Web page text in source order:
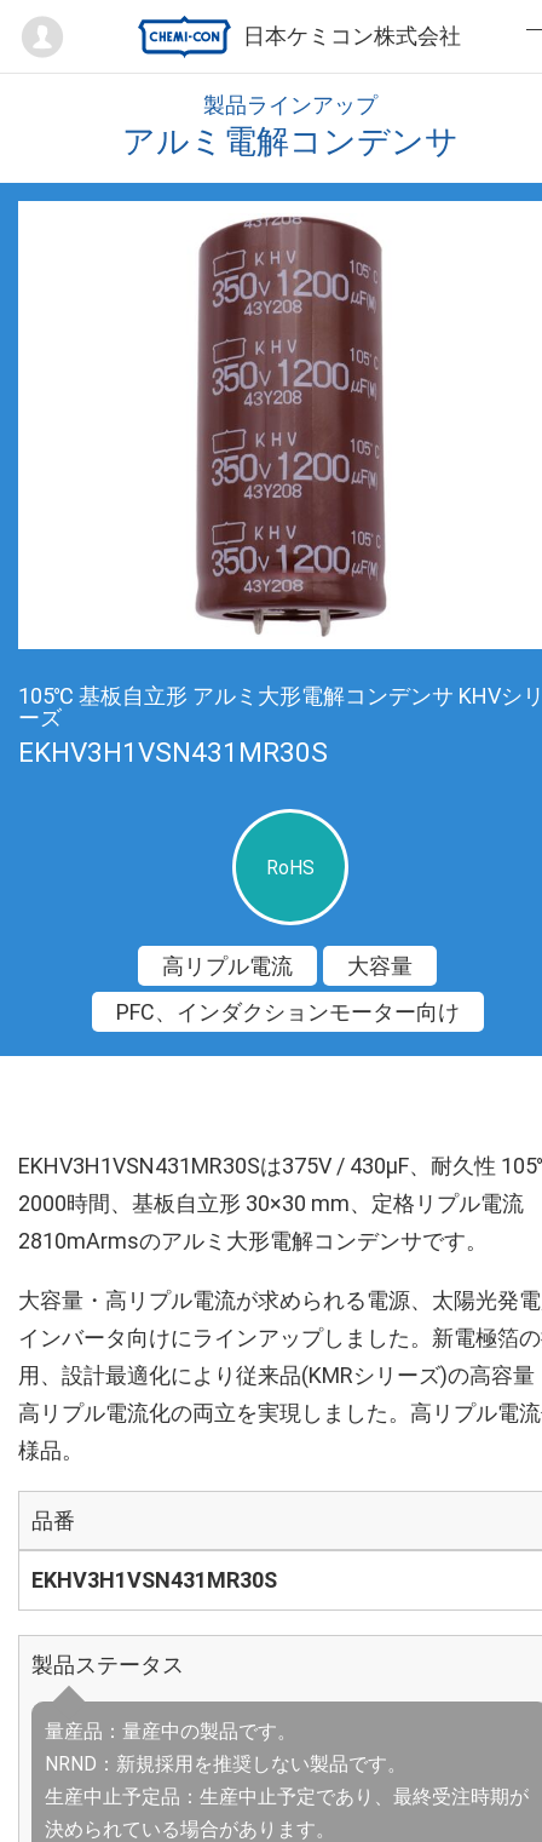
日本ケミコン株式会社
Mypage
製品ラインアップ
アルミ電解コンデンサ
105℃ 基板自立形 アルミ大形電解コンデンサ KHVシ
ーズ
EKHV3H1VSN431MR30S
RoHS
高リプル電流
大容量
PFC、インダクションモーター向け
EKHV3H1VSN431MR30Sは375V / 430µF、耐久性
2000時間、基板自立形 30×30 mm、定格リプル電流
2810mArmsのアルミ大形電解コンデンサです。
大容量・高リプル電流が求められる電源、太陽光発
インバータ向けにラインアップしました。新電極箔
用、設計最適化により従来品(KMRシリーズ)の高容量
高リプル電流化の両立を実現しました。高リプル電
様品。
品番
EKHV3H1VSN431MR30S
製品ステータス
量産品：量産中の製品です。
NRND：新規採用を推奨しない製品です。
生産中止予定品：生産中止予定であり、最終受注時期が
決められている場合があります。